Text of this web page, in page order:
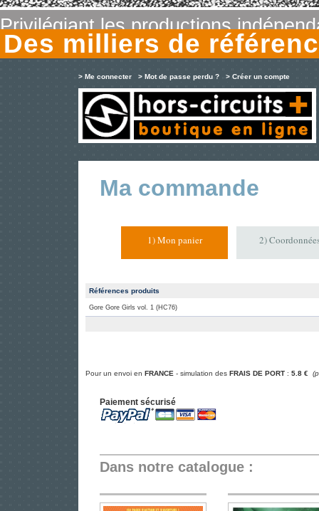
Privilégiant les productions
Des milliers de
> Me connecter > Mot de passe perdu ? > Créer un compte
Ma commande
1) Mon panier 2)
Références produits
Gore Gore Girls vol. 1 (HC76)
Pour un envoi en FRANCE - simulation des FRAIS DE PORT : 5.8 €
Paiement sécurisé
Dans notre catalogue :